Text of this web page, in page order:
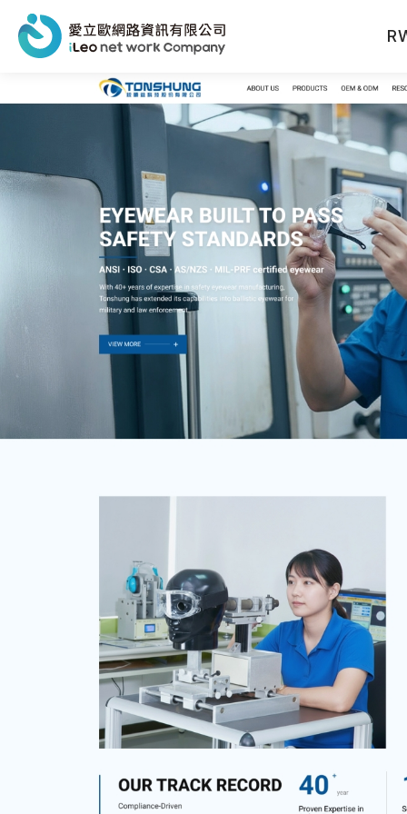
網站設計報價洽詢
聯絡人姓名 ※
聯絡電話※ 電子信箱※
公司名稱 公司電話
產業類型※
從何得知本網
我的需求主題(可複選)
使用線上訂房
其他洽詢問題
預計完成時間※ 網頁建置預算
參考網站